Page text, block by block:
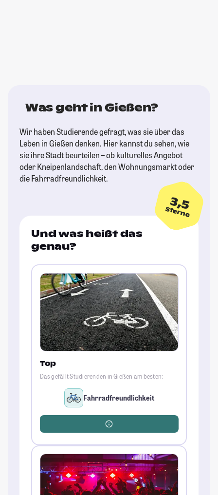
Was geht in Gießen?
Wir haben Studierende gefragt, was sie über das
Leben in Gießen denken. Hier kannst du sehen, wie
sie ihre Stadt beurteilen – ob kulturelles Angebot
oder Kneipenlandschaft, den Wohnungsmarkt oder
die Fahrradfreundlichkeit.
3,5
Sterne
Und was heißt das
genau?
Top
Das gefällt Studierenden in Gießen am besten:
Fahrradfreundlichkeit